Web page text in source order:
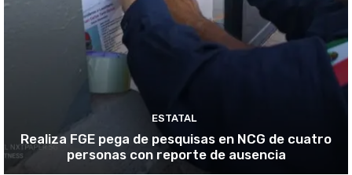
ESTATAL
Realiza FGE pega de pesquisas en NCG de cuatro
personas con reporte de ausencia